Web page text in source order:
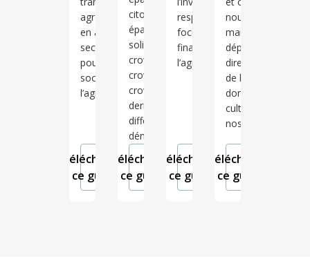
agroécologique
en aidant un
secteur capital
pour notre
société :
l’agriculture !
Télécharger
ce guide
citoyenne,
épargne
solidaire,
crowdgiving,
crowdlending,
crowdequity…
derrière ces
différentes
dénominations…
Télécharger
ce guide
responsable et
focus sur le
financement de
l’agriculture.
Télécharger
ce guide
nous
mangeons
dépend
directement
de la façon
dont nous
cultivons
nos sols.
Télécharger
ce guide